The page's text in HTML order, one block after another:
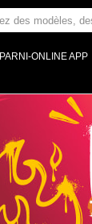
PARNI-ONLINE APP